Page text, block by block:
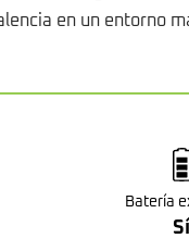
en un entorno
Batería
Sí